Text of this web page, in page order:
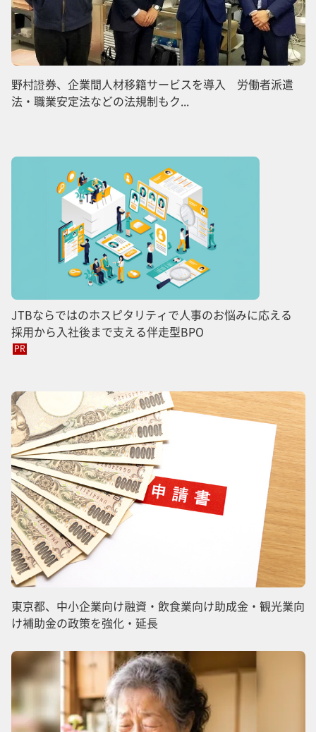
野村證券、企業間人材移籍サービスを導入 労働者派遣
法・職業安定法などの法規制もク...
JTBならではのホスピタリティで人事のお悩みに応える
採用から入社後まで支える伴走型BPO
PR
東京都、中小企業向け融資・飲食業向け助成金・観光業向
け補助金の政策を強化・延長